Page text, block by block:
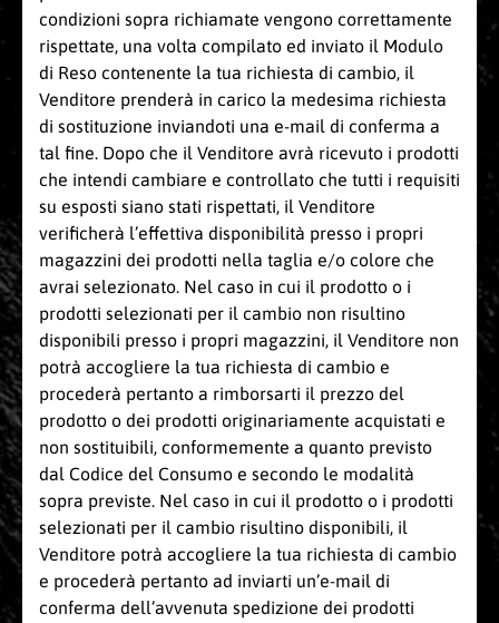
condizioni sopra richiamate vengono correttamente
rispettate, una volta compilato ed inviato il Modulo
di Reso contenente la tua richiesta di cambio, il
Venditore prenderà in carico la medesima richiesta
di sostituzione inviandoti una e-mail di conferma a
tal fine. Dopo che il Venditore avrà ricevuto i prodotti
che intendi cambiare e controllato che tutti i requisiti
su esposti siano stati rispettati, il Venditore
verificherà l’effettiva disponibilità presso i propri
magazzini dei prodotti nella taglia e/o colore che
avrai selezionato. Nel caso in cui il prodotto o i
prodotti selezionati per il cambio non risultino
disponibili presso i propri magazzini, il Venditore non
potrà accogliere la tua richiesta di cambio e
procederà pertanto a rimborsarti il prezzo del
prodotto o dei prodotti originariamente acquistati e
non sostituibili, conformemente a quanto previsto
dal Codice del Consumo e secondo le modalità
sopra previste. Nel caso in cui il prodotto o i prodotti
selezionati per il cambio risultino disponibili, il
Venditore potrà accogliere la tua richiesta di cambio
e procederà pertanto ad inviarti un’e-mail di
conferma dell’avvenuta spedizione dei prodotti